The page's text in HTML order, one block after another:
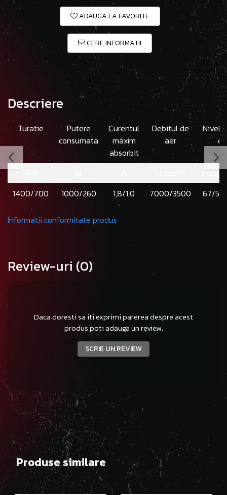
ADAUGA LA FAVORITE
CERE INFORMATII
Descriere
Turatie
Putere
consumata
Curentul
maxim
absorbit
Debitul de
aer
Nivel
intrare
1400/700
1000/260 1,8/1,0 7000/3500 67/52
Informatii conformitate produs
Review-uri (0)
Daca doresti sa iti exprimi parerea despre acest
produs poti adauga un review.
SCRIE UN REVIEW
Produse similare